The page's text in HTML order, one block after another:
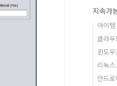
지속가
아이템
클라우
윈도우
리눅
안드